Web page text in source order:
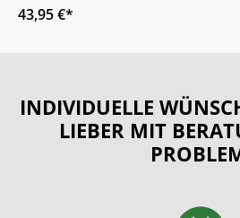
43,95 €*
INDIVIDUELLE
LIEBER MIT